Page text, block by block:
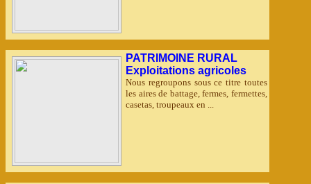
PATRIMOINE RURAL
Exploitations agricoles
Nous regroupons sous ce titre toutes
les aires de battage, fermes, fermettes,
casetas, troupeaux en ...